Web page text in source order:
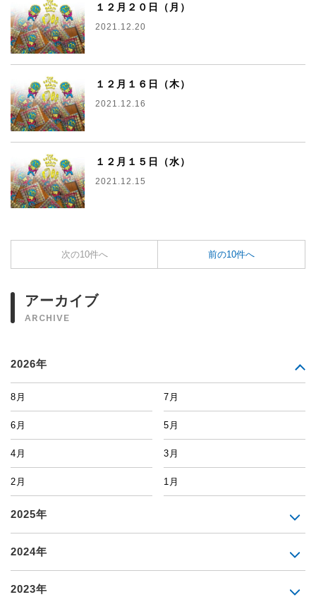
１２月２０日（月）
2021.12.20
１２月１６日（木）
2021.12.16
１２月１５日（水）
2021.12.15
次の10件へ 前の10件へ
アーカイブ
ARCHIVE
2026年
8月 7月
6月 5月
4月 3月
2月 1月
2025年
2024年
2023年